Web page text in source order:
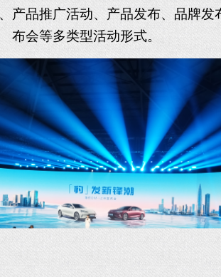
产品推广活动、产品发布、品牌
布会等多类型活动形式。